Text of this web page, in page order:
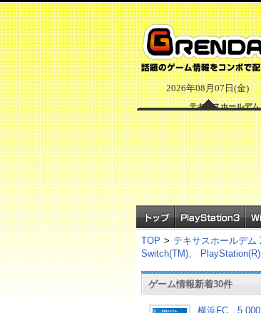
2026年08月07日(金)
テキサスホールデ
TOP > テキサスホールデム
Switch(TM)、
ゲーム情報新着30件
横浜FC、5,000